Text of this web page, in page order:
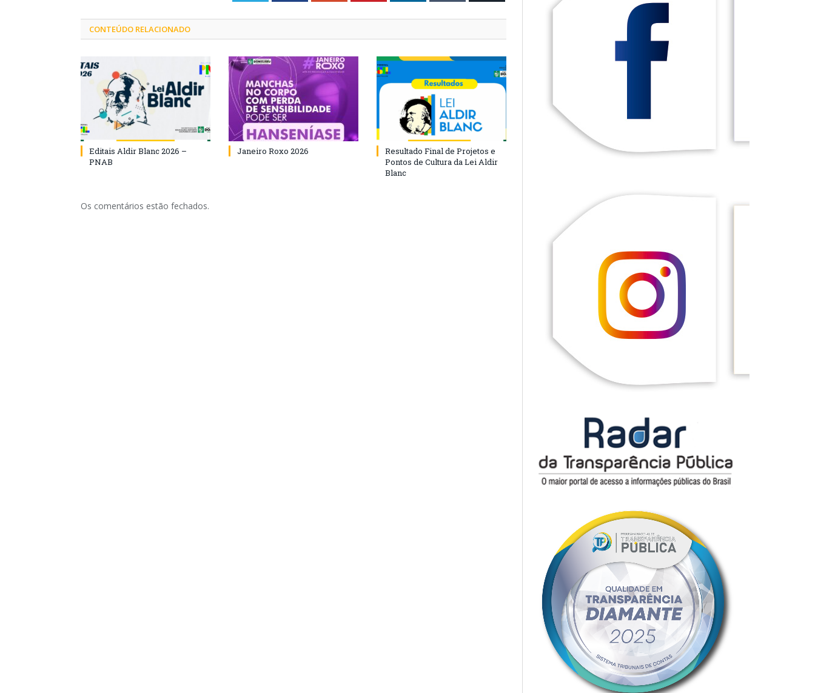
CONTEÚDO RELACIONADO
Editais Aldir Blanc 2026 –
PNAB
Janeiro Roxo 2026
Resultado Final de Projetos e
Pontos de Cultura da Lei Aldir
Blanc
Os comentários estão fechados.